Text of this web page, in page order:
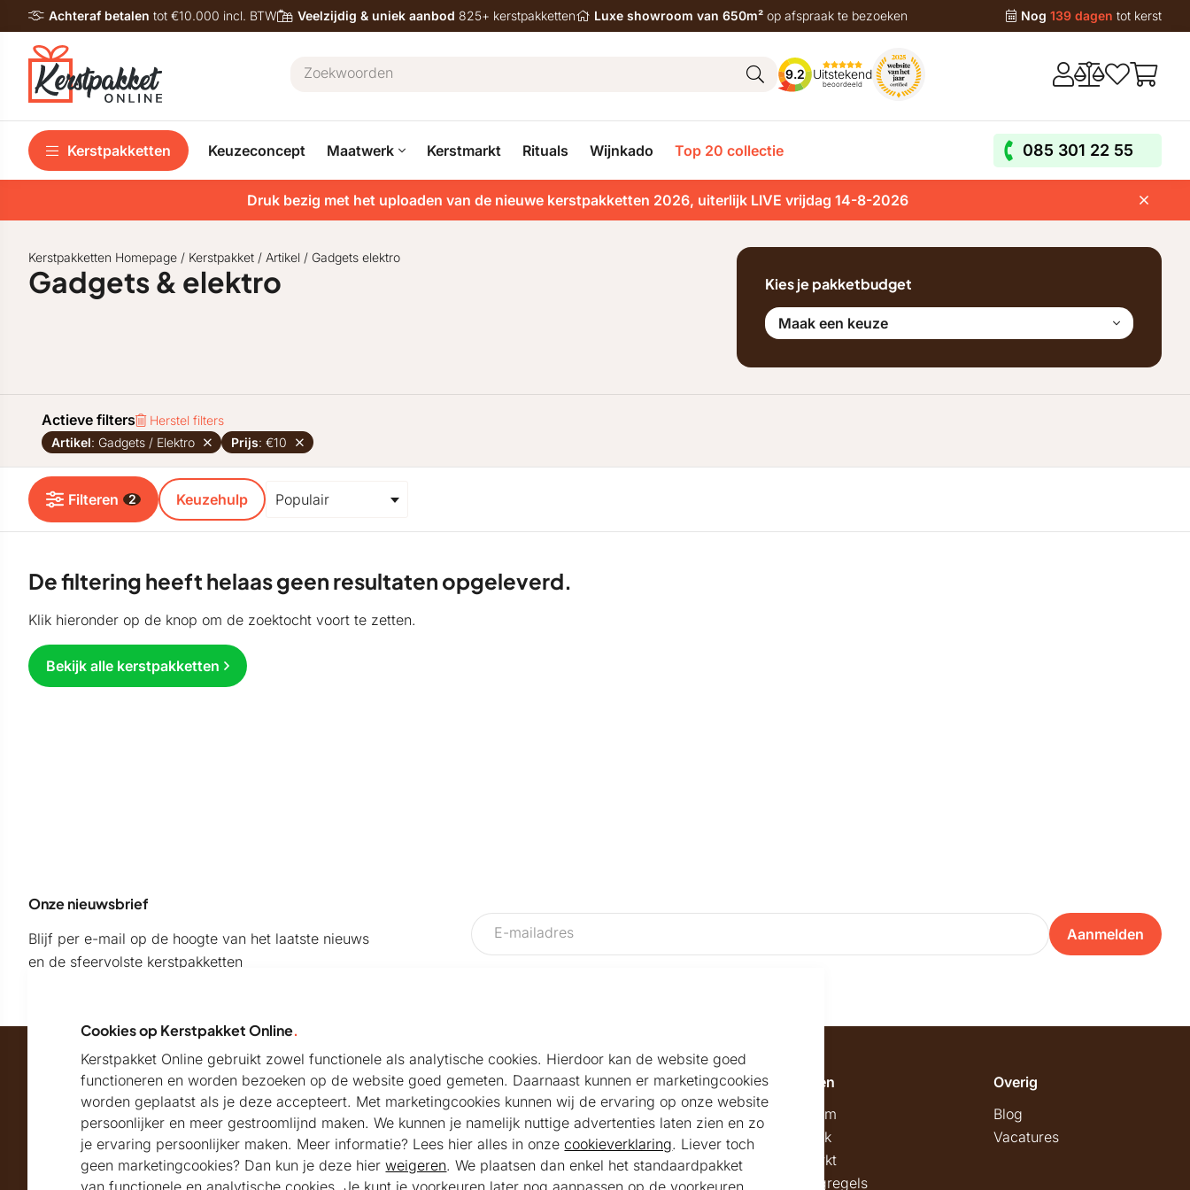
Achteraf betalen tot €10.000 incl. BTW Veelzijdig & uniek aanbod 825+ kerstpakketten Luxe showroom van 650m² op afspraak te bezoeken Nog 139 dagen tot kerst
9.2 Uitstekend
beoordeeld
Kerstpakketten Keuzeconcept Maatwerk Kerstmarkt Rituals Wijnkado Top 20 collectie 085 301 22 55
Druk bezig met het uploaden van de nieuwe kerstpakketten 2026, uiterlijk LIVE vrijdag 14-8-2026
Kerstpakketten Homepage / Kerstpakket / Artikel / Gadgets elektro
Gadgets & elektro Kies je pakketbudget
Maak een keuze
Actieve filters
Herstel filters
Artikel: Gadgets / Elektro Prijs: €10
Filteren 2 Keuzehulp
De filtering heeft helaas geen resultaten opgeleverd.
Klik hieronder op de knop om de zoektocht voort te zetten.
Bekijk alle kerstpakketten
Onze nieuwsbrief
Blijf per e-mail op de hoogte van het laatste nieuws
en de sfeervolste kerstpakketten
Aanmelden
Maatschappelijk partner van
Beoordeeld met
Uitstekend
beoordeeld
Helpdesk
Veelgestelde vragen
Klantenservice
Bel ons
Algemeen
Showroom
Maatwerk
Kerstmarkt
Belastingregels
Overig
Blog
Vacatures
Cookies op Kerstpakket Online.
Kerstpakket Online gebruikt zowel functionele als analytische cookies. Hierdoor kan de website goed
functioneren en worden bezoeken op de website goed gemeten. Daarnaast kunnen er marketingcookies
worden geplaatst als je deze accepteert. Met marketingcookies kunnen wij de ervaring op onze website
persoonlijker en meer gestroomlijnd maken. We kunnen je namelijk nuttige advertenties laten zien en zo
je ervaring persoonlijker maken. Meer informatie? Lees hier alles in onze cookieverklaring. Liever toch
geen marketingcookies? Dan kun je deze hierweigeren. We plaatsen dan enkel het standaardpakket
van functionele en analytische cookies. Je kunt je voorkeuren later nog aanpassen op de voorkeuren